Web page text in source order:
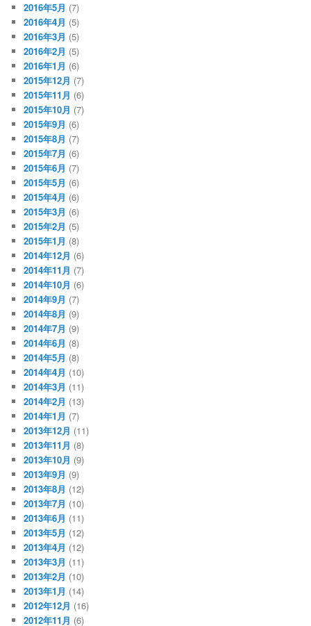
2016年5月 (7)
2016年4月 (5)
2016年3月 (5)
2016年2月 (5)
2016年1月 (6)
2015年12月 (7)
2015年11月 (6)
2015年10月 (7)
2015年9月 (6)
2015年8月 (7)
2015年7月 (6)
2015年6月 (7)
2015年5月 (6)
2015年4月 (6)
2015年3月 (6)
2015年2月 (5)
2015年1月 (8)
2014年12月 (6)
2014年11月 (7)
2014年10月 (6)
2014年9月 (7)
2014年8月 (9)
2014年7月 (9)
2014年6月 (8)
2014年5月 (8)
2014年4月 (10)
2014年3月 (11)
2014年2月 (13)
2014年1月 (7)
2013年12月 (11)
2013年11月 (8)
2013年10月 (9)
2013年9月 (9)
2013年8月 (12)
2013年7月 (10)
2013年6月 (11)
2013年5月 (12)
2013年4月 (12)
2013年3月 (11)
2013年2月 (10)
2013年1月 (14)
2012年12月 (16)
2012年11月 (6)